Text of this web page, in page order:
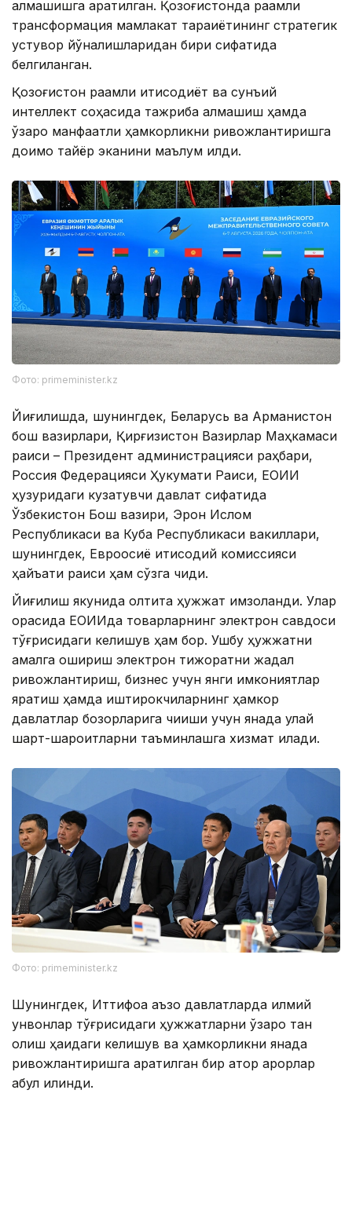
алмашишга қаратилган. Қозоғистонда рақамли
трансформация мамлакат тараққиётининг стратегик
устувор йўналишларидан бири сифатида
белгиланган.
Қозоғистон рақамли иқтисодиёт ва сунъий
интеллект соҳасида тажриба алмашиш ҳамда
ўзаро манфаатли ҳамкорликни ривожлантиришга
доимо тайёр эканини маълум қилди.
Фото: primeminister.kz
Йиғилишда, шунингдек, Беларусь ва Арманистон
бош вазирлари, Қирғизистон Вазирлар Маҳкамаси
раиси – Президент администрацияси раҳбари,
Россия Федерацияси Ҳукумати Раиси, ЕОИИ
ҳузуридаги кузатувчи давлат сифатида
Ўзбекистон Бош вазири, Эрон Ислом
Республикаси ва Куба Республикаси вакиллари,
шунингдек, Евроосиё иқтисодий комиссияси
ҳайъати раиси ҳам сўзга чиқди.
Йиғилиш якунида олтита ҳужжат имзоланди. Улар
орасида ЕОИИда товарларнинг электрон савдоси
тўғрисидаги келишув ҳам бор. Ушбу ҳужжатни
амалга ошириш электрон тижоратни жадал
ривожлантириш, бизнес учун янги имкониятлар
яратиш ҳамда иштирокчиларнинг ҳамкор
давлатлар бозорларига чиқиши учун янада қулай
шарт-шароитларни таъминлашга хизмат қилади.
Фото: primeminister.kz
Шунингдек, Иттифоққа аъзо давлатларда илмий
унвонлар тўғрисидаги ҳужжатларни ўзаро тан
олиш ҳақидаги келишув ва ҳамкорликни янада
ривожлантиришга қаратилган бир қатор қарорлар
қабул қилинди.